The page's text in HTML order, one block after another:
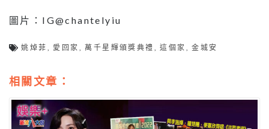
圖片：IG@chantelyiu
姚焯菲 愛回家 ,萬千星輝頒獎典禮 ,這個家 ,金城安
相關文章：